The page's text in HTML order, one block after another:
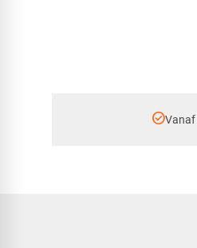
check_circleVanaf